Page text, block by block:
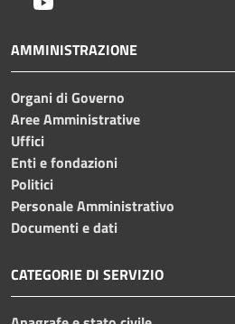
AMMINISTRAZIONE
Organi di Governo
Aree Amministrative
Uffici
Enti e fondazioni
Politici
Personale Amministrativo
Documenti e dati
CATEGORIE DI SERVIZIO